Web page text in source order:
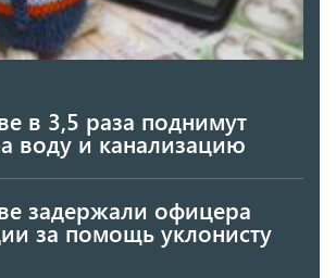
в 3,5 раза поднимут
воду и канализацию
задержали офицера
за помощь уклонисту